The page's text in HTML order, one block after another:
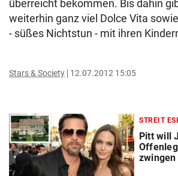
überreicht bekommen. Bis dahin
weiterhin ganz viel Dolce Vita
- süßes Nichtstun - mit ihren
Stars & Society 12.07.2012 15:05
STREIT
Pitt will
zwingen